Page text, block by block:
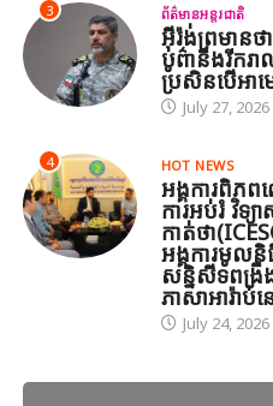
3 ព័ត៌មានអន្តរជាតិ
អ៊ីរ៉ង់ព្រមានថ
បូព៌ានឹងរីករ
ប្រសិនបើអាម
July 27, 2026
4 HOT NEWS
អង្គការពិភ
ការអប់រំ វិទ្
កាត់ថា
អង្គការមូល
សន្និសីទពង្រឹ
ភាសាអារ៉ាប់
July 24, 2026